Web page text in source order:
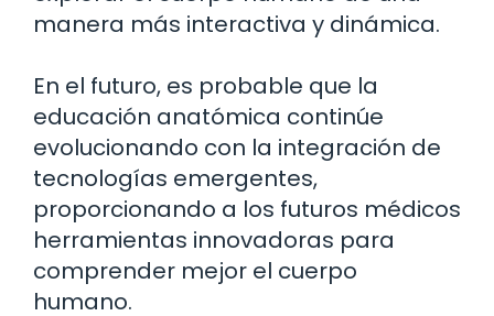
manera más interactiva y dinámica.
En el futuro, es probable que la
educación anatómica continúe
evolucionando con la integración de
tecnologías emergentes,
proporcionando a los futuros médicos
herramientas innovadoras para
comprender mejor el cuerpo
humano.